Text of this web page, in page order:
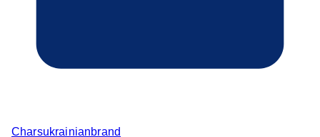
Charsukrainianbrand